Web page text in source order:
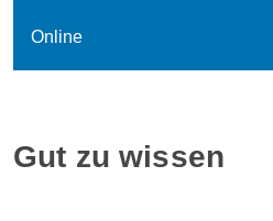
Online
Gut zu wissen